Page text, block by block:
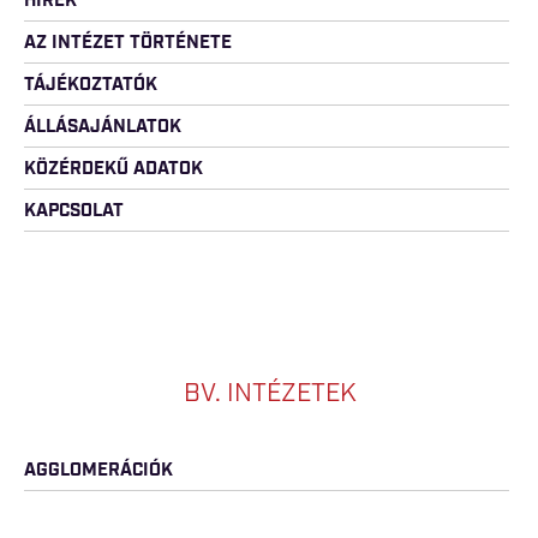
AZ INTÉZET TÖRTÉNETE
TÁJÉKOZTATÓK
ÁLLÁSAJÁNLATOK
KÖZÉRDEKŰ ADATOK
KAPCSOLAT
BV. INTÉZETEK
AGGLOMERÁCIÓK